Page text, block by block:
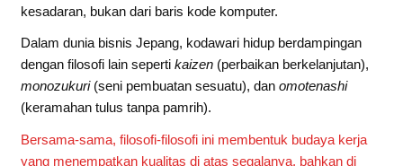
kesadaran, bukan dari baris kode komputer.
Dalam dunia bisnis Jepang, kodawari hidup berdampingan
dengan filosofi lain seperti kaizen(perbaikan berkelanjutan),
monozukuri(seni pembuatan sesuatu), dan omotenashi
(keramahan tulus tanpa pamrih).
Bersama-sama, filosofi-filosofi ini membentuk budaya kerja
yang menempatkan kualitas di atas segalanya, bahkan di